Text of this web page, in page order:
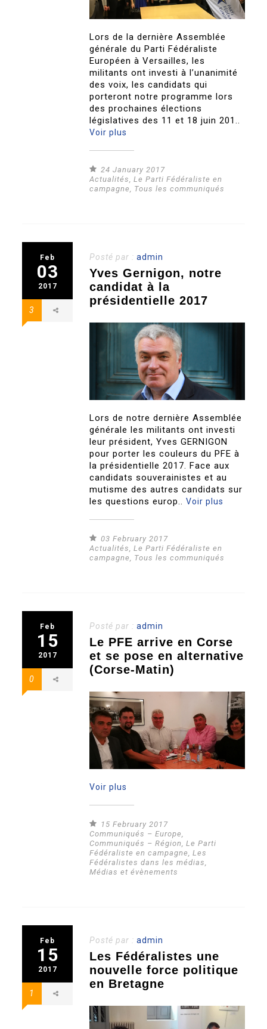
Lors de la dernière Assemblée
générale du Parti Fédéraliste
Européen à Versailles, les
militants ont investi à l’unanimité
des voix, les candidats qui
porteront notre programme lors
des prochaines élections
législatives des 11 et 18 juin 201..
Voir plus
24 January 2017
Actualités,Le Parti Fédéraliste en
campagne, Tous les communiqués
Feb
03
2017
3
Posté par :admin
Yves Gernigon, notre
candidat à la
présidentielle 2017
Lors de notre dernière Assemblée
générale les militants ont investi
leur président, Yves GERNIGON
pour porter les couleurs du PFE à
la présidentielle 2017. Face aux
candidats souverainistes et au
mutisme des autres candidats sur
les questions europ..Voir plus
03 February 2017
Actualités,Le Parti Fédéraliste en
campagne, Tous les communiqués
Feb
15
2017
0
Posté par :admin
Le PFE arrive en Corse
et se pose en alternative
(Corse-Matin)
Voir plus
15 February 2017
Communiqués – Europe,
Communiqués – Région,Le Parti
Fédéraliste en campagne,Les
Fédéralistes dans les médias,
Médias et évènements
Feb
15
2017
1
Posté par :admin
Les Fédéralistes une
nouvelle force politique
en Bretagne